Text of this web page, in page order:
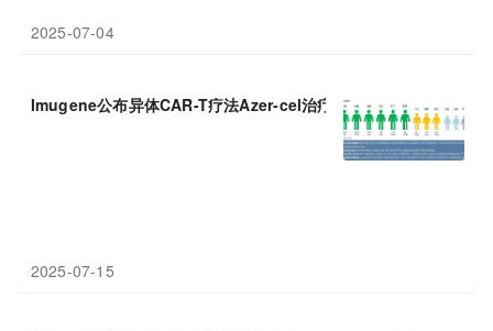
2025-07-04
Imugene公布异体CAR-T疗法Azer-cel治疗三线以上DLBCL的
2025-07-15